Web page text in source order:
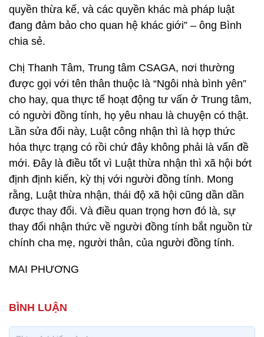
quyền thừa kế, và các quyền khác mà pháp luật
đang đảm bảo cho quan hệ khác giới” – ông Bình
chia sẻ.
Chị Thanh Tâm, Trung tâm CSAGA, nơi thường
được gọi với tên thân thuộc là “Ngôi nhà bình yên”
cho hay, qua thực tế hoạt động tư vấn ở Trung tâm,
có người đồng tính, họ yêu nhau là chuyện có thật.
Lần sửa đổi này, Luật công nhận thì là hợp thức
hóa thực trạng có rồi chứ đây không phải là vấn đề
mới. Đây là điều tốt vì Luật thừa nhận thì xã hội bớt
định định kiến, kỳ thị với người đồng tính. Mong
rằng, Luật thừa nhận, thái độ xã hội cũng dần dần
được thay đổi. Và điều quan trọng hơn đó là, sự
thay đổi nhận thức về người đồng tính bắt nguồn từ
chính cha mẹ, người thân, của người đồng tính.
MAI PHƯƠNG